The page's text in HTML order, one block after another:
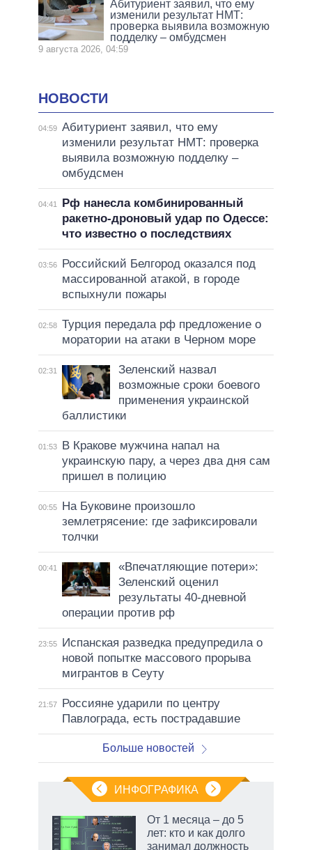
Абитуриент заявил, что ему
изменили результат НМТ:
проверка выявила возможную
подделку – омбудсмен
9 августа 2026, 04:59
НОВОСТИ
04:59 Абитуриент заявил, что ему
изменили результат НМТ: проверка
выявила возможную подделку –
омбудсмен
04:41
Рф нанесла комбинированный
ракетно-дроновый удар по Одессе:
что известно о последствиях
03:56
Российский Белгород оказался под
массированной атакой, в городе
вспыхнули пожары
02:58 Турция передала рф предложение о
моратории на атаки в Черном море
02:31
Зеленский назвал
возможные сроки боевого
применения украинской
баллистики
01:53
В Кракове мужчина напал на
украинскую пару, а через два дня сам
пришел в полицию
00:55
На Буковине произошло
землетрясение: где зафиксировали
толчки
00:41
«Впечатляющие потери»:
Зеленский оценил
результаты 40-дневной
операции против рф
23:55
Испанская разведка предупредила о
новой попытке массового прорыва
мигрантов в Сеуту
21:57
Россияне ударили по центру
Павлограда, есть пострадавшие
Больше новостей
ИНФОГРАФИКА
От 1 месяца – до 5
лет: кто и как долго
занимал должность